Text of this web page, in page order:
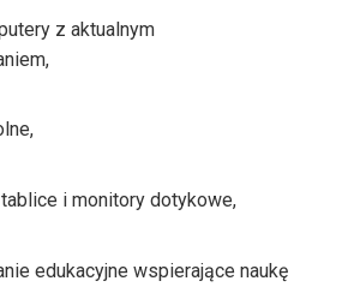
z aktualnym
i monitory dotykowe,
edukacyjne wspierające naukę